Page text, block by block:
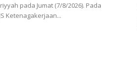
pada Jumat (7/8/2026). Pada
Ketenagakerjaan...